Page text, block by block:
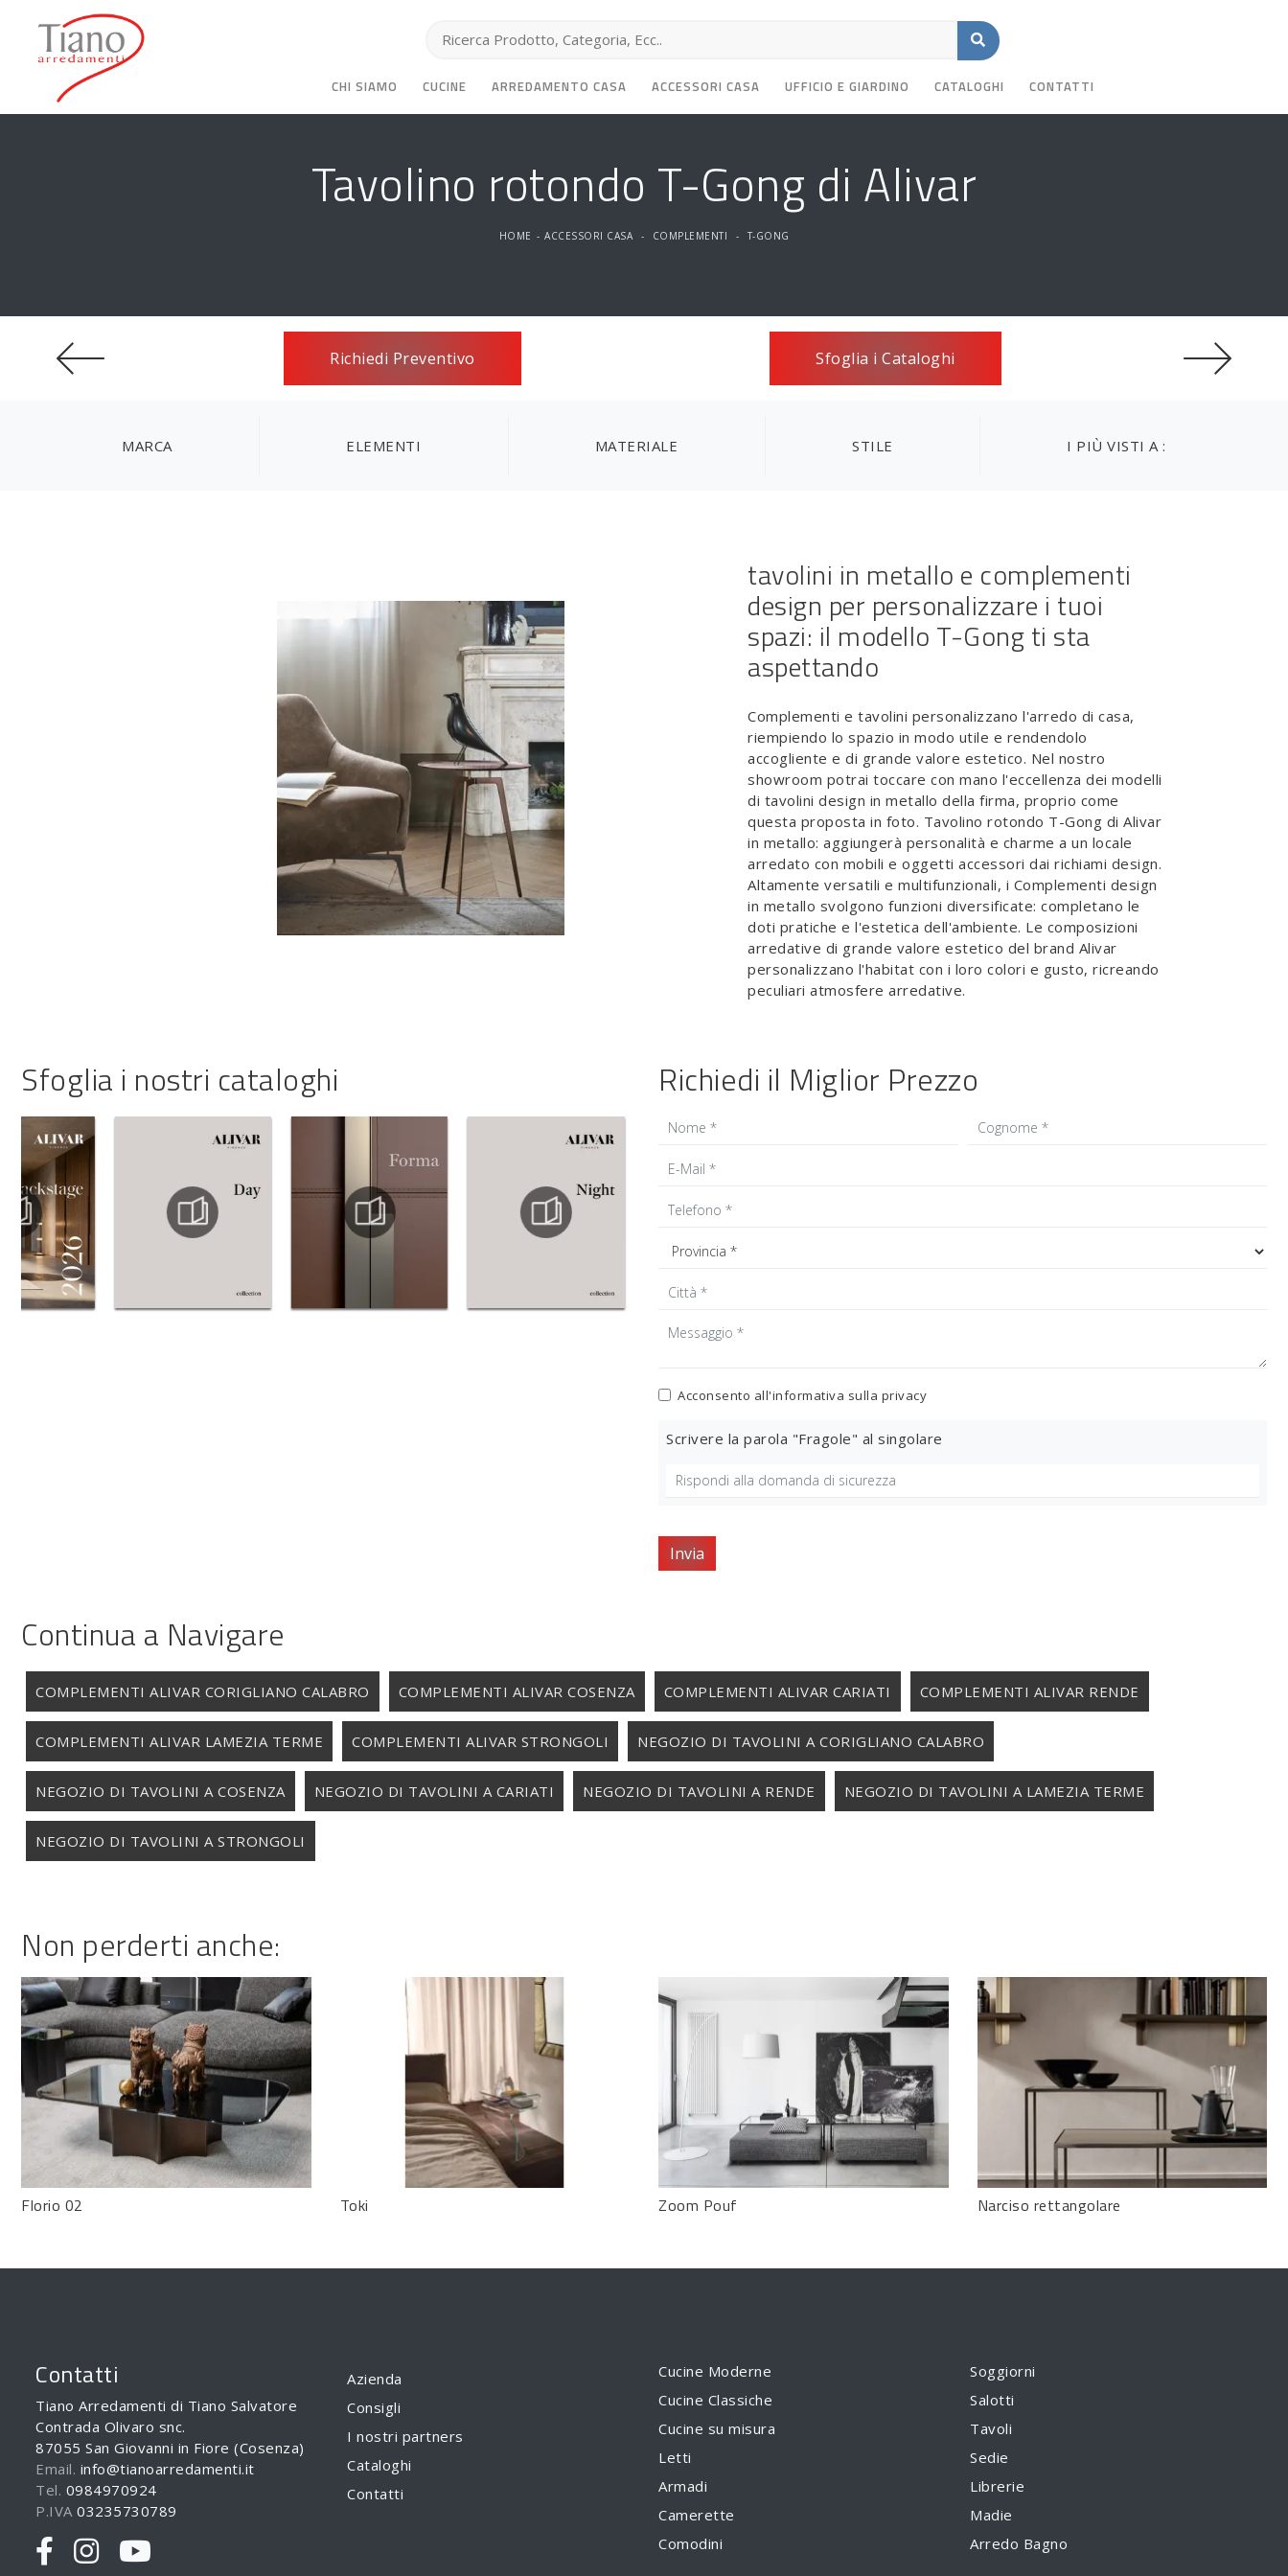
CHI SIAMO CUCINE ARREDAMENTO CASA ACCESSORI CASA UFFICIO E GIARDINO CATALOGHI CONTATTI
Tavolino rotondo T-Gong di Alivar
HOME - ACCESSORI CASA - COMPLEMENTI - T-GONG
Richiedi Preventivo Sfoglia i Cataloghi
MARCA ELEMENTI MATERIALE STILE I PIÙ VISTI A :
tavolini in metallo e complementi
design per personalizzare i tuoi
spazi: il modello T-Gong ti sta
aspettando
Complementi e tavolini personalizzano l'arredo di casa,
riempiendo lo spazio in modo utile e rendendolo
accogliente e di grande valore estetico. Nel nostro
showroom potrai toccare con mano l'eccellenza dei modelli
di tavolini design in metallo della firma, proprio come
questa proposta in foto. Tavolino rotondo T-Gong di Alivar
in metallo: aggiungerà personalità e charme a un locale
arredato con mobili e oggetti accessori dai richiami design.
Altamente versatili e multifunzionali, i Complementi design
in metallo svolgono funzioni diversificate: completano le
doti pratiche e l'estetica dell'ambiente. Le composizioni
arredative di grande valore estetico del brand Alivar
personalizzano l'habitat con i loro colori e gusto, ricreando
peculiari atmosfere arredative.
Sfoglia i nostri cataloghi Richiedi il Miglior Prezzo
Acconsento all'informativa sulla privacy
Scrivere la parola "Fragole" al singolare
Invia
Continua a Navigare
COMPLEMENTI ALIVAR CORIGLIANO CALABRO COMPLEMENTI ALIVAR COSENZA COMPLEMENTI ALIVAR CARIATI COMPLEMENTI ALIVAR RENDE
COMPLEMENTI ALIVAR LAMEZIA TERME COMPLEMENTI ALIVAR STRONGOLI NEGOZIO DI TAVOLINI A CORIGLIANO CALABRO
NEGOZIO DI TAVOLINI A COSENZA NEGOZIO DI TAVOLINI A CARIATI NEGOZIO DI TAVOLINI A RENDE NEGOZIO DI TAVOLINI A LAMEZIA TERME
NEGOZIO DI TAVOLINI A STRONGOLI
Non perderti anche:
Florio 02 Toki Zoom Pouf Narciso rettangolare
Contatti
Tiano Arredamenti di Tiano Salvatore
Contrada Olivaro snc.
87055 San Giovanni in Fiore (Cosenza)
Email. info@tianoarredamenti.it
Tel. 0984970924
P.IVA 03235730789
Azienda
Consigli
I nostri partners
Cataloghi
Contatti
Cucine Moderne
Cucine Classiche
Cucine su misura
Letti
Armadi
Camerette
Comodini
Soggiorni
Salotti
Tavoli
Sedie
Librerie
Madie
Arredo Bagno